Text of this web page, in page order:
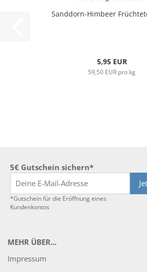
Sanddorn-Himbeer
5,95 EUR
59,50 EUR pro kg
5€ Gutschein sichern*
*Gutschein für die Eröffnung eines
Kundenkontos
MEHR ÜBER...
Impressum